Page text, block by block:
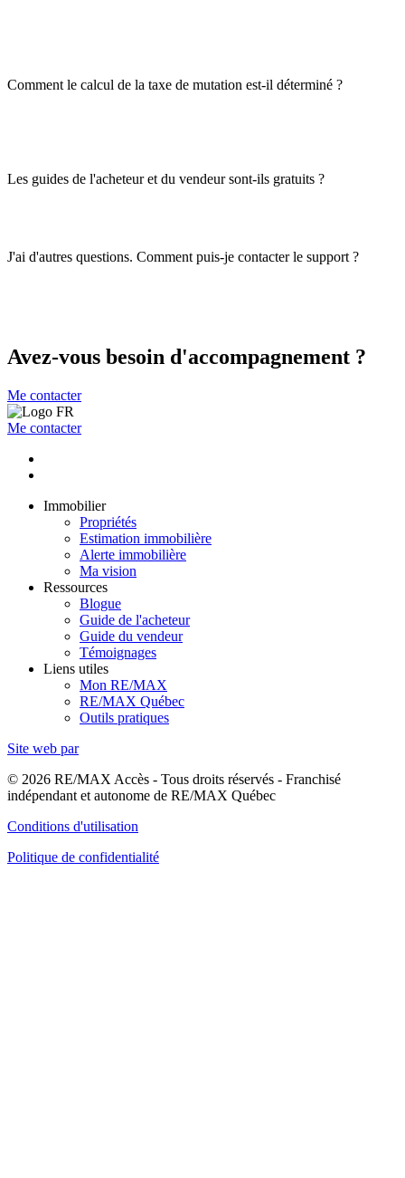
Comment le calcul de la taxe de mutation est-il déterminé ?
Les guides de l'acheteur et du vendeur sont-ils gratuits ?
J'ai d'autres questions. Comment puis-je contacter le support ?
Avez-vous besoin d'accompagnement ?
Me contacter
Me contacter
Immobilier
Propriétés
Estimation immobilière
Alerte immobilière
Ma vision
Ressources
Blogue
Guide de l'acheteur
Guide du vendeur
Témoignages
Liens utiles
Mon RE/MAX
RE/MAX Québec
Outils pratiques
Site web par
© 2026 RE/MAX Accès - Tous droits réservés - Franchisé
indépendant et autonome de RE/MAX Québec
Conditions d'utilisation
Politique de confidentialité